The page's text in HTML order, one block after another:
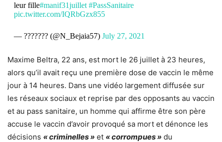
leur fille#manif31juillet #PassSanitaire
pic.twitter.com/IQRbGzx855
— ??????? (@N_Bejaia57) July 27, 2021
Maxime Beltra, 22 ans, est mort le 26 juillet à 23 heures,
alors qu’il avait reçu une première dose de vaccin le même
jour à 14 heures. Dans une vidéo largement diffusée sur
les réseaux sociaux et reprise par des opposants au vaccin
et au pass sanitaire, un homme qui affirme être son père
accuse le vaccin d’avoir provoqué sa mort et dénonce les
décisions « criminelles » et « corrompues » du